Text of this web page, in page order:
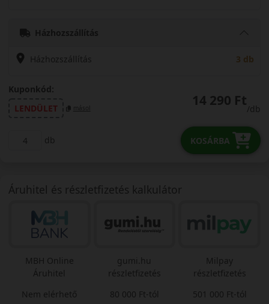
Házhozszállítás
Házhozszállítás 3 db
Kuponkód:
LENDÜLET
másol 14 290 Ft
/db
db KOSÁRBA
Áruhitel és részletfizetés kalkulátor
MBH Online
Áruhitel
Nem elérhető
gumi.hu
részletfizetés
80 000 Ft-tól
Milpay
részletfizetés
501 000 Ft-tól